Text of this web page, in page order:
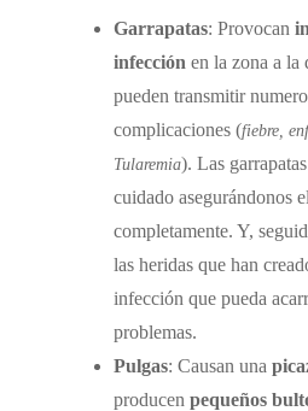
Garrapatas: Provocan
infección en la zona a la
pueden transmitir
complicaciones (fiebre,
Tularemia). Las
cuidado asegurándonos
completamente. Y,
las heridas que han
infección que pueda
problemas.
Pulgas: Causan una
producen pequeños